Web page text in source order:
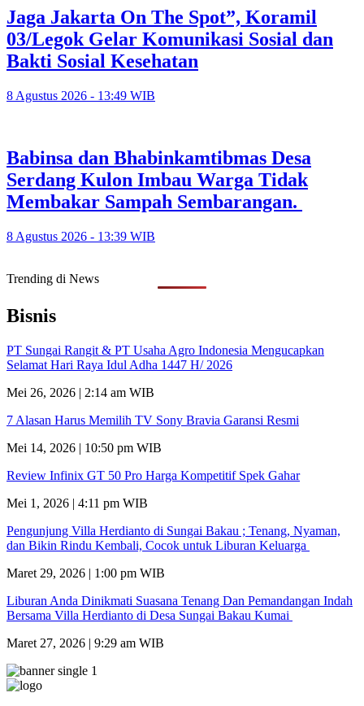
Jaga Jakarta On The Spot”, Koramil
03/Legok Gelar Komunikasi Sosial dan
Bakti Sosial Kesehatan
8 Agustus 2026 - 13:49 WIB
Babinsa dan Bhabinkamtibmas Desa
Serdang Kulon Imbau Warga Tidak
Membakar Sampah Sembarangan.
8 Agustus 2026 - 13:39 WIB
Trending di News
Bisnis
PT Sungai Rangit & PT Usaha Agro Indonesia Mengucapkan
Selamat Hari Raya Idul Adha 1447 H/ 2026
Mei 26, 2026 | 2:14 am WIB
7 Alasan Harus Memilih TV Sony Bravia Garansi Resmi
Mei 14, 2026 | 10:50 pm WIB
Review Infinix GT 50 Pro Harga Kompetitif Spek Gahar
Mei 1, 2026 | 4:11 pm WIB
Pengunjung Villa Herdianto di Sungai Bakau ; Tenang, Nyaman,
dan Bikin Rindu Kembali, Cocok untuk Liburan Keluarga
Maret 29, 2026 | 1:00 pm WIB
Liburan Anda Dinikmati Suasana Tenang Dan Pemandangan Indah
Bersama Villa Herdianto di Desa Sungai Bakau Kumai
Maret 27, 2026 | 9:29 am WIB